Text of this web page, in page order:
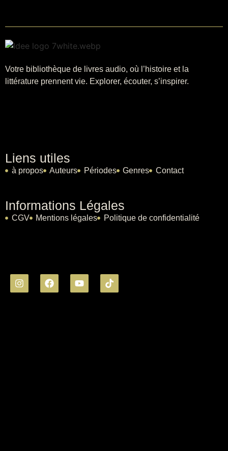
Votre bibliothèque de livres audio, où l’histoire et la
littérature prennent vie. Explorer, écouter, s’inspirer.
Liens utiles
à propos Auteurs Périodes Genres Contact
Informations Légales
CGV Mentions légales Politique de confidentialité